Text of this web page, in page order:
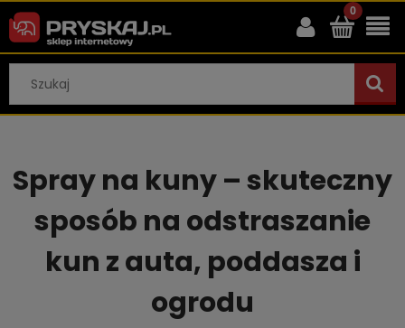
Spray na kuny – skuteczny
sposób na odstraszanie
kun z auta, poddasza i
ogrodu